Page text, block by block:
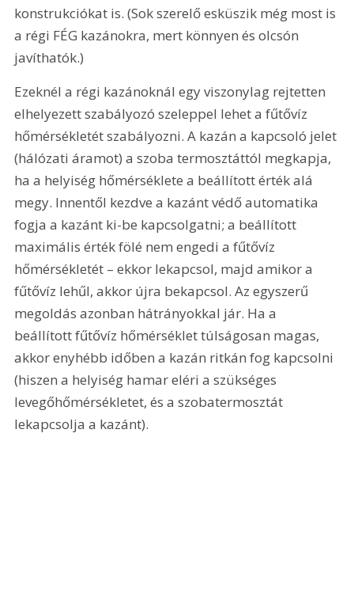
konstrukciókat is. (Sok szerelő esküszik még most is
a régi FÉG kazánokra, mert könnyen és olcsón
javíthatók.)
Ezeknél a régi kazánoknál egy viszonylag rejtetten
elhelyezett szabályozó szeleppel lehet a fűtővíz
hőmérsékletét szabályozni. A kazán a kapcsoló jelet
(hálózati áramot) a szoba termosztáttól megkapja,
ha a helyiség hőmérséklete a beállított érték alá
megy. Innentől kezdve a kazánt védő automatika
fogja a kazánt ki-be kapcsolgatni; a beállított
maximális érték fölé nem engedi a fűtővíz
hőmérsékletét – ekkor lekapcsol, majd amikor a
fűtővíz lehűl, akkor újra bekapcsol. Az egyszerű
megoldás azonban hátrányokkal jár. Ha a
beállított fűtővíz hőmérséklet túlságosan magas,
akkor enyhébb időben a kazán ritkán fog kapcsolni
(hiszen a helyiség hamar eléri a szükséges
levegőhőmérsékletet, és a szobatermosztát
lekapcsolja a kazánt).